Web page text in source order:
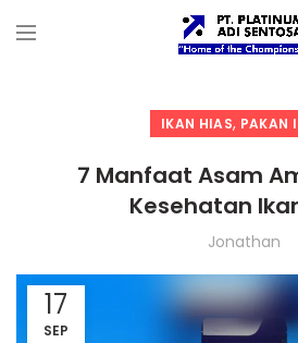
IKAN HIAS, PAKAN
7 Manfaat Asam
Kesehatan
Jonathan
17
SEP